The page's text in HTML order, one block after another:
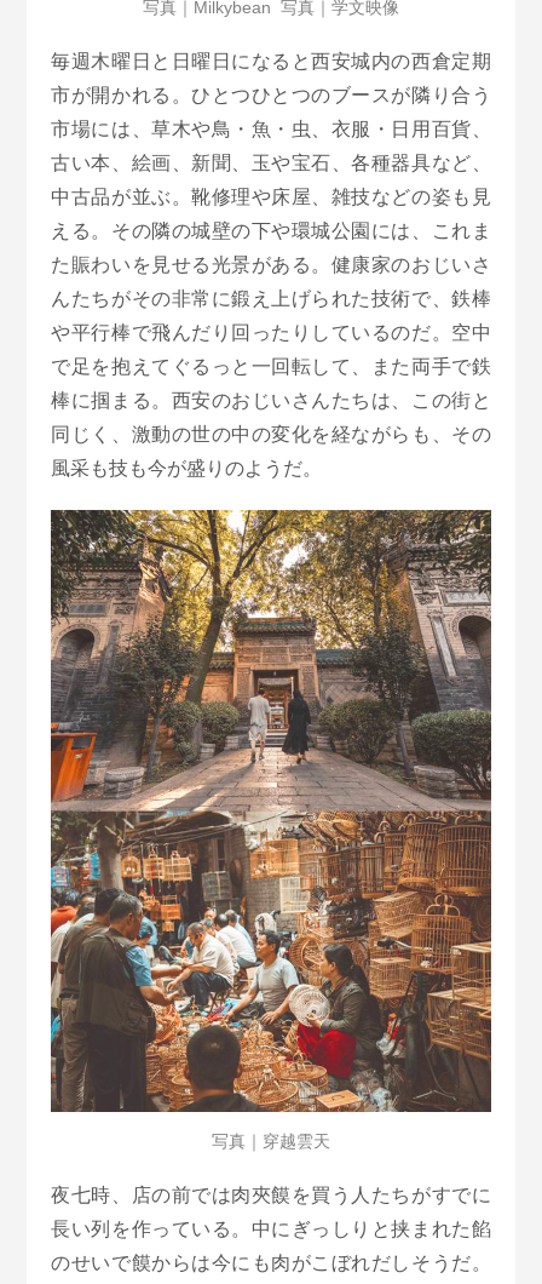
写真｜Milkybean 写真｜学文映像
毎週木曜日と日曜日になると西安城内の西倉定期
市が開かれる。ひとつひとつのブースが隣り合う
市場には、草木や鳥・魚・虫、衣服・日用百貨、
古い本、絵画、新聞、玉や宝石、各種器具など、
中古品が並ぶ。靴修理や床屋、雑技などの姿も見
える。その隣の城壁の下や環城公園には、これま
た賑わいを見せる光景がある。健康家のおじいさ
んたちがその非常に鍛え上げられた技術で、鉄棒
や平行棒で飛んだり回ったりしているのだ。空中
で足を抱えてぐるっと一回転して、また両手で鉄
棒に掴まる。西安のおじいさんたちは、この街と
同じく、激動の世の中の変化を経ながらも、その
風采も技も今が盛りのようだ。
写真｜穿越雲天
夜七時、店の前では肉夾饃を買う人たちがすでに
長い列を作っている。中にぎっしりと挟まれた餡
のせいで饃からは今にも肉がこぼれだしそうだ。